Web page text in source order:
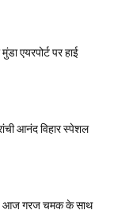
एयरपोर्ट पर हाई
आनंद विहार स्पेशल
आज गरज चमक के साथ